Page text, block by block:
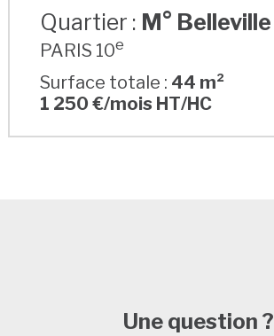
Quartier : M° Belleville
PARIS 10e
Surface totale : 44 m²
1 250 €/mois HT/HC
Une question ?